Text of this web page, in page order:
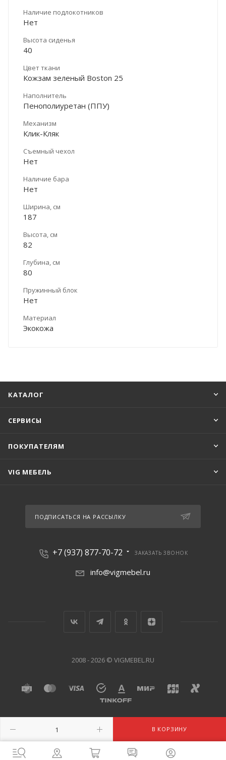
В КОРЗИНУ
Наличие подлокотников
Нет
Высота сиденья
40
Цвет ткани
Кожзам зеленый Boston 25
Наполнитель
Пенополиуретан (ППУ)
Механизм
Клик-Кляк
Съемный чехол
Нет
Наличие бара
Нет
Ширина, см
187
Высота, см
82
Глубина, см
80
Пружинный блок
Нет
Материал
Экокожа
КАТАЛОГ
СЕРВИСЫ
ПОКУПАТЕЛЯМ
VIG МЕБЕЛЬ
ПОДПИСАТЬСЯ НА РАССЫЛКУ
+7 (937) 877-70-72 ЗАКАЗАТЬ ЗВОНОК
info@vigmebel.ru
2008 - 2026 © VIGMEBEL.RU